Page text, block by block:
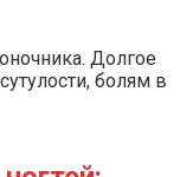
Долгое
болям в